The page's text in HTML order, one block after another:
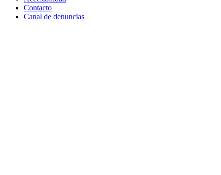
Contacto
Canal de denuncias